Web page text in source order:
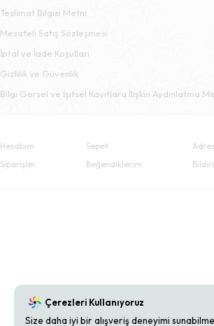
Teslimat Bilgisi Metni
Mesafeli Satış Sözleşmesi
İptal ve İade Koşulları
Gizlilik ve Güvenlik
Bilgi Görsel ve İşitsel Kayıtlara İlişkin Aydınlatma
Hesabım
Siparişler
Sepet
Beğendiklerim
Çerezleri Kullanıyoruz
Size daha iyi bir alışveriş deneyimi